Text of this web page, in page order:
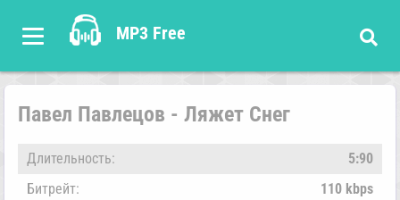
MP3 Free
Павел Павлецов - Ляжет Снег
Длительность:
5:90
Битрейт:
110 kbps